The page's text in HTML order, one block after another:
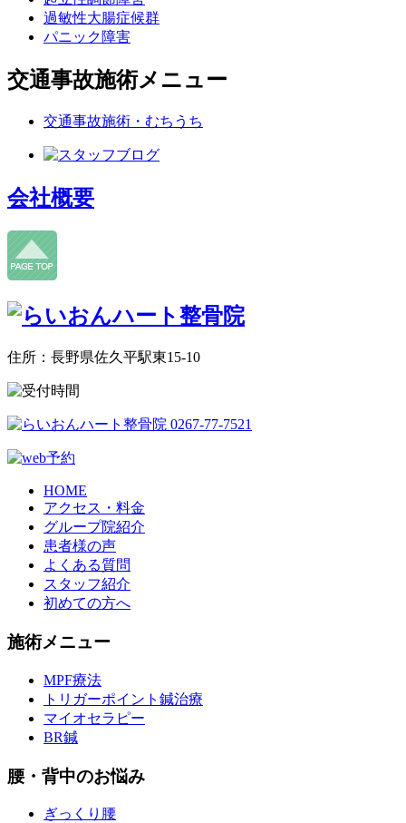
過敏性大腸症候群
パニック障害
交通事故施術メニュー
交通事故施術・むちうち
会社概要
住所：長野県佐久平駅東15-10
HOME
アクセス・料金
グループ院紹介
患者様の声
よくある質問
スタッフ紹介
初めての方へ
施術メニュー
MPF療法
トリガーポイント鍼治療
マイオセラピー
BR鍼
腰・背中のお悩み
ぎっくり腰